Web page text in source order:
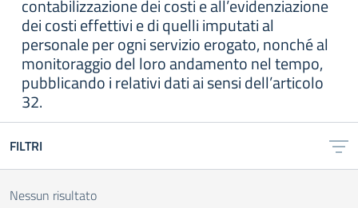
contabilizzazione dei costi e all’evidenziazione
dei costi effettivi e di quelli imputati al
personale per ogni servizio erogato, nonché al
monitoraggio del loro andamento nel tempo,
pubblicando i relativi dati ai sensi dell’articolo
32.
FILTRI
Nessun risultato